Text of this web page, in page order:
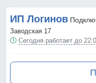
ИП Логинов
Заводская 17
Сегодня работает до